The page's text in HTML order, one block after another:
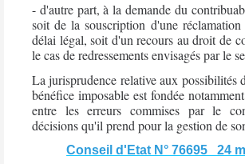
- d'autre part, à la demande du
soit de la souscription d'une
délai légal, soit d'un recours au droit de
le cas de redressements envisagés par le
La jurisprudence relative aux possibilités
bénéfice imposable est fondée
entre les erreurs commises par le
décisions qu'il prend pour la gestion de
Conseil d'Etat N° 76695 24